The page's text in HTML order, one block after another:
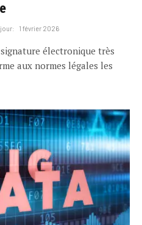
jour: 1 février 2026
électronique très
aux normes légales les